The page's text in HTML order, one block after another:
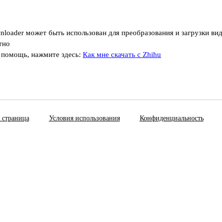
может быть использован для преобразования и загрузки
нажмите здесь: Как мне скачать с Zhihu
Условия использования Конфиденциальность